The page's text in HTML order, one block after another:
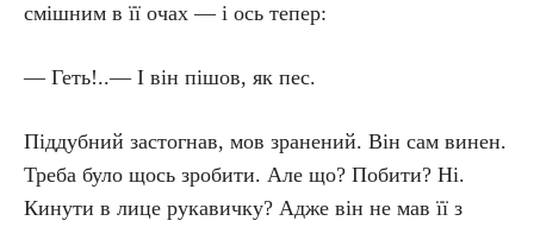
смішним в її очах — і ось тепер:
— Геть!..— І він пішов, як пес.
Піддубний застогнав, мов зранений. Він сам винен.
Треба було щось зробити. Але що? Побити? Ні.
Кинути в лице рукавичку? Адже він не мав її з